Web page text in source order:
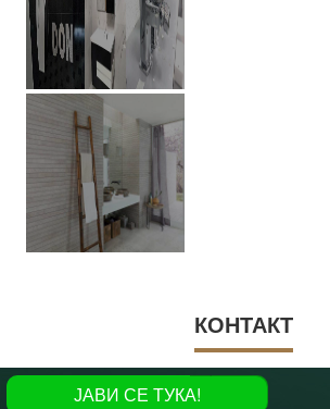
КОНТАКТ
ЈАВИ СЕ ТУКА!
tel: 078/458 581